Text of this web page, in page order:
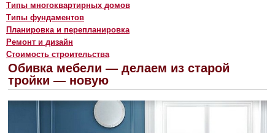
Типы многоквартирных домов
Типы фундаментов
Планировка и перепланировка
Ремонт и дизайн
Стоимость строительства
Обивка мебели — делаем из старой
тройки — новую